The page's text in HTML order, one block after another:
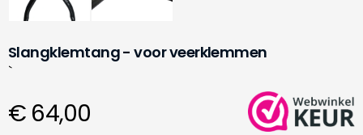
Slangklemtang - voor veerklemmen
`
€ 64,00